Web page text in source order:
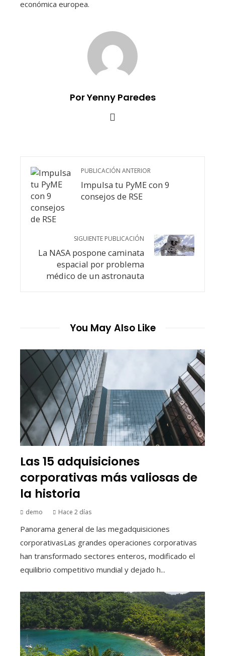
económica europea.
Por Yenny Paredes
PUBLICACIÓN ANTERIOR
Impulsa tu PyME con 9
consejos de RSE
SIGUIENTE PUBLICACIÓN
La NASA pospone caminata
espacial por problema
médico de un astronauta
You May Also Like
Las 15 adquisiciones
corporativas más valiosas de
la historia
demo Hace 2 días
Panorama general de las megadquisiciones
corporativasLas grandes operaciones corporativas
han transformado sectores enteros, modificado el
equilibrio competitivo mundial y dejado h...